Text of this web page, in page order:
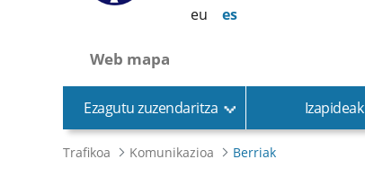
eu es
Web mapa
Ezagutu zuzendaritza Izapideak
Trafikoa Komunikazioa Berriak